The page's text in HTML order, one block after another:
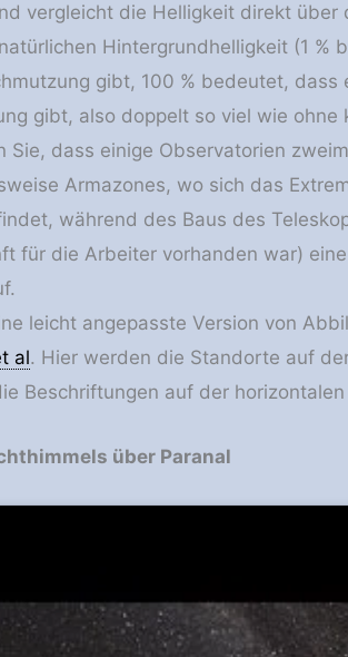
vergleicht die Helligkeit direkt über
Hintergrundhelligkeit (1 %
gibt, 100 % bedeutet, dass
gibt, also doppelt so viel wie ohne
Sie, dass einige Observatorien
Armazones, wo sich das
während des Baus des
für die Arbeiter vorhanden war)
leicht angepasste Version von
al. Hier werden die Standorte auf
Beschriftungen auf der
über Paranal